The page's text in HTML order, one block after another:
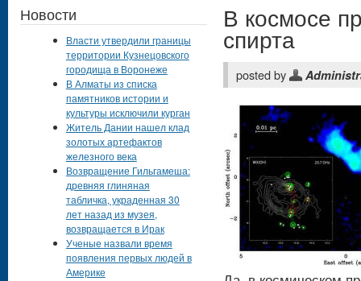
В космосе
спирта
posted by
Новости
Власти утвердили границы
территории Кузнецовского
городища в Воронеже
В Алматы из списка
памятников истории и
культуры исключили курган
Житель Дании нашел клад
золотых артефактов
железного века
Возвращение Гильгамеша:
древняя глиняная
табличка, украденная 30
лет назад из музея,
возвращается в Ирак
Ученые назвали время
появления первых людей в
Америке